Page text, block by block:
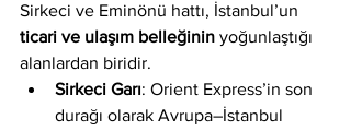
Sirkeci ve Eminönü hattı, İstanbul’un
ticari ve ulaşım belleğinin yoğunlaştığı
alanlardan biridir.
Sirkeci Garı: Orient Express’in son
durağı olarak Avrupa–İstanbul